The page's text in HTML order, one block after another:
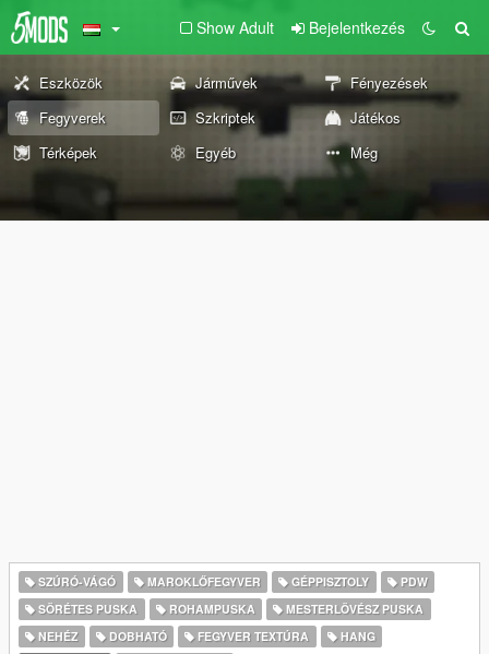
Show Adult Bejelentkezés
Eszközök Járművek
Fényezések
Fegyverek
Szkriptek
Játékos
Térképek
Egyéb Még
SZÚRÓ-VÁGÓ MAROKLŐFEGYVER GÉPPISZTOLY
PDW
SÖRÉTES PUSKA
ROHAMPUSKA
MESTERLÖVÉSZ PUSKA
NEHÉZ
DOBHATÓ FEGYVER TEXTÚRA
HANG